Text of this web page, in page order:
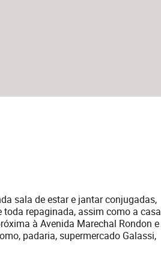
sala de estar e jantar conjugadas,
repaginada, assim como a casa
à Avenida Marechal Rondon e
padaria, supermercado Galassi,